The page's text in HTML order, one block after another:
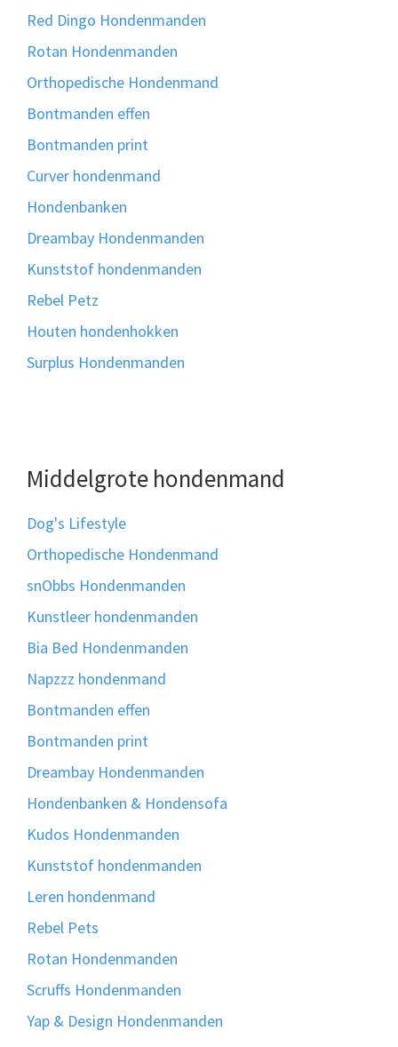
Red Dingo Hondenmanden
Rotan Hondenmanden
Orthopedische Hondenmand
Bontmanden effen
Bontmanden print
Curver hondenmand
Hondenbanken
Dreambay Hondenmanden
Kunststof hondenmanden
Rebel Petz
Houten hondenhokken
Surplus Hondenmanden
Middelgrote hondenmand
Dog's Lifestyle
Orthopedische Hondenmand
snObbs Hondenmanden
Kunstleer hondenmanden
Bia Bed Hondenmanden
Napzzz hondenmand
Bontmanden effen
Bontmanden print
Dreambay Hondenmanden
Hondenbanken & Hondensofa
Kudos Hondenmanden
Kunststof hondenmanden
Leren hondenmand
Rebel Pets
Rotan Hondenmanden
Scruffs Hondenmanden
Yap & Design Hondenmanden